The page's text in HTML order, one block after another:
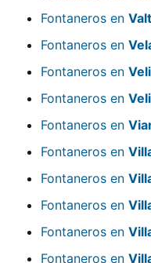
Fontaneros en
Fontaneros en
Fontaneros en
Fontaneros en
Fontaneros en
Fontaneros en
Fontaneros en
Fontaneros en
Fontaneros en
Fontaneros en